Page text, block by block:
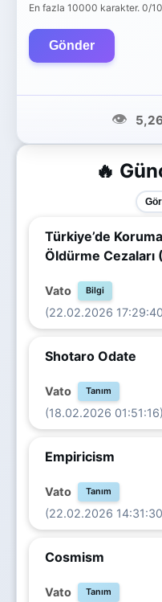
🔥
Türkiye’de
Öldürme
Vato Bilgi
(22.02.2026
Shotaro Odate
Vato Tanım
(18.02.2026
Empiricism
Vato Tanım
(22.02.2026
Cosmism
Vato Tanım
En fazla 10000 karakter. 0/
Gönder
👁️